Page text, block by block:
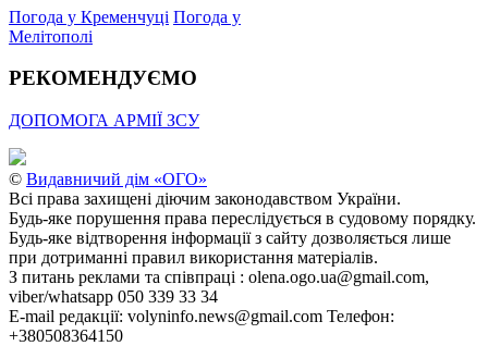
Погода у Кременчуці Погода у
Мелітополі
РЕКОМЕНДУЄМО
ДОПОМОГА АРМІЇ ЗСУ
© Видавничий дім «ОГО»
Всі права захищені діючим законодавством України.
Будь-яке порушення права переслідується в судовому порядку.
Будь-яке відтворення інформації з сайту дозволяється лише
при дотриманні правил використання матеріалів.
З питань реклами та співпраці : olena.ogo.ua@gmail.com,
viber/whatsapp 050 339 33 34
E-mail редакції: volyninfo.news@gmail.com Телефон:
+380508364150